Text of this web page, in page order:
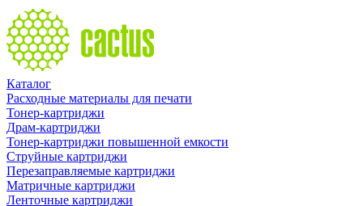
Каталог
Расходные материалы для печати
Тонер-картриджи
Драм-картриджи
Тонер-картриджи повышенной емкости
Струйные картриджи
Перезаправляемые картриджи
Матричные картриджи
Ленточные картриджи